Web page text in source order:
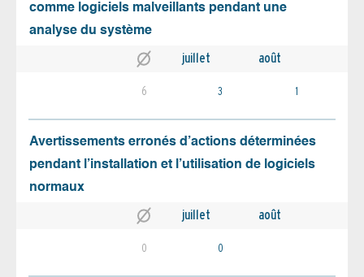
comme logiciels malveillants pendant une
analyse du système
juillet août
6 3 1
Avertissements erronés d’actions déterminées
pendant l’installation et l’utilisation de logiciels
normaux
juillet août
0 0